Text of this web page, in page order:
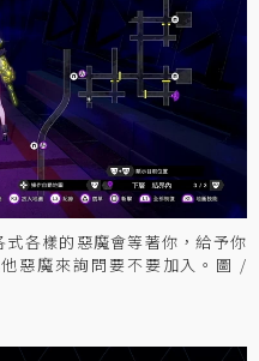
各樣的惡魔會等著你，給予你
惡魔來詢問要不要加入。圖 /